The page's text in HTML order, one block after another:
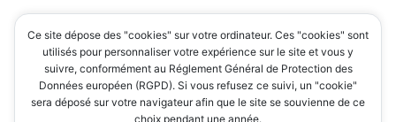
MÉTA
Connexion
Flux des publications
Flux des commentaires
Site de WordPress-FR
Ce site dépose des "cookies" sur votre ordinateur. Ces "cookies" sont
utilisés pour personnaliser votre expérience sur le site et vous y
suivre, conformément au Réglement Général de Protection des
Données européen (RGPD). Si vous refusez ce suivi, un "cookie"
sera déposé sur votre navigateur afin que le site se souvienne de ce
choix pendant une année.